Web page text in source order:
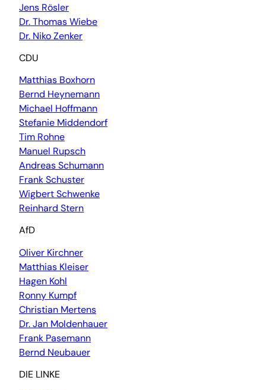
Jens Rösler
Dr. Thomas Wiebe
Dr. Niko Zenker
CDU
Matthias Boxhorn
Bernd Heynemann
Michael Hoffmann
Stefanie Middendorf
Tim Rohne
Manuel Rupsch
Andreas Schumann
Frank Schuster
Wigbert Schwenke
Reinhard Stern
AfD
Oliver Kirchner
Matthias Kleiser
Hagen Kohl
Ronny Kumpf
Christian Mertens
Dr. Jan Moldenhauer
Frank Pasemann
Bernd Neubauer
DIE LINKE